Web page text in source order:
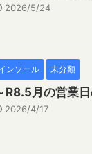
2026/5/24
ンソール 未分類
R8.5月の営業
2026/4/17